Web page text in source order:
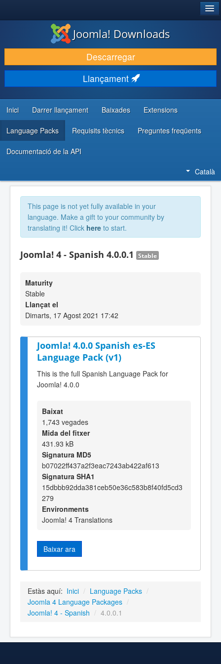
DESCARREGA & AMPLIA
DESCOBRIR & APRENDRE
COMUNITAT & SUPORT
RECURSOS PER DESENVOLUPADORS/ES
Joomla! Downloads
Descarregar
Llançament
Inici Darrer llançament Baixades Extensions
Language Packs Requisits tècnics Preguntes freqüents
Documentació de la API
Català
This page is not yet fully available in your
language. Make a gift to your community by
translating it! Click here to start.
Joomla! 4 - Spanish 4.0.0.1 Stable
Maturity
Stable
Llançat el
Dimarts, 17 Agost 2021 17:42
Joomla! 4.0.0 Spanish es-ES
Language Pack (v1)
This is the full Spanish Language Pack for
Joomla! 4.0.0
Baixat
1,743 vegades
Mida del fitxer
431.93 kB
Signatura MD5
b07022ff437a2f3eac7243ab422af613
Signatura SHA1
15dbbb92dda381ceb50e36c583b8f40fd5cd3
279
Environments
Joomla! 4 Translations
Baixar ara
Estàs aquí: Inici / Language Packs /
Joomla 4 Language Packages /
Joomla! 4 - Spanish / 4.0.0.1